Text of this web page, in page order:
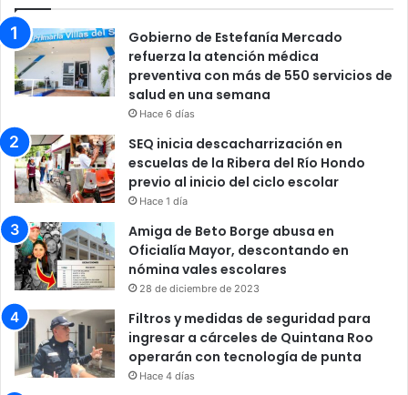
Gobierno de Estefanía Mercado
refuerza la atención médica
preventiva con más de 550 servicios de
salud en una semana
Hace 6 días
SEQ inicia descacharrización en
escuelas de la Ribera del Río Hondo
previo al inicio del ciclo escolar
Hace 1 día
Amiga de Beto Borge abusa en
Oficialía Mayor, descontando en
nómina vales escolares
28 de diciembre de 2023
Filtros y medidas de seguridad para
ingresar a cárceles de Quintana Roo
operarán con tecnología de punta
Hace 4 días